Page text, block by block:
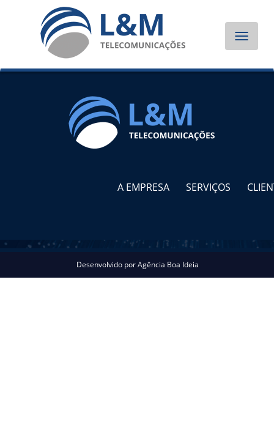
Toggle
A EMPRESA SERVIÇOS
Desenvolvido porAgência Boa Ideia